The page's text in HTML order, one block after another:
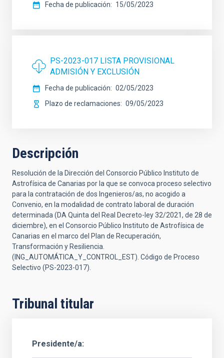
Fecha de publicación 15/05/2023
PS-2023-017 LISTA PROVISIONAL
ADMISIÓN Y EXCLUSIÓN
Fecha de publicación
02/05/2023
Plazo de reclamaciones
09/05/2023
Descripción
Resolución de la Dirección del Consorcio Público Instituto de
Astrofísica de Canarias por la que se convoca proceso selectivo
para la contratación de dos Ingenieros/as, no acogido a
Convenio, en la modalidad de contrato laboral de duración
determinada (DA Quinta del Real Decreto-ley 32/2021, de 28 de
diciembre), en el Consorcio Público Instituto de Astrofísica de
Canarias en el marco del Plan de Recuperación,
Transformación y Resiliencia.
(ING_AUTOMÁTICA_Y_CONTROL_EST). Código de Proceso
Selectivo (PS-2023-017).
Tribunal titular
Presidente/a